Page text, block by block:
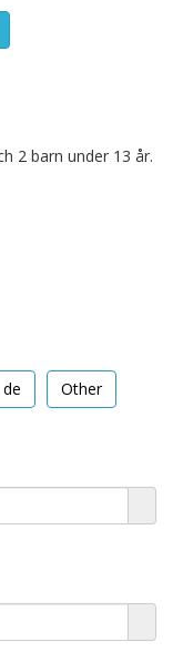
2 barn under 13 år.
de Other